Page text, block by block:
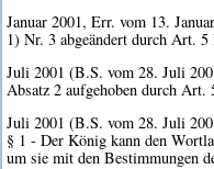
Januar 2001, Err. vom 13.
1) Nr. 3 abgeändert durch Art.
Juli 2001 (B.S. vom 28. Juli
Absatz 2 aufgehoben durch Art.
Juli 2001 (B.S. vom 28. Juli
§ 1 - Der König kann den
um sie mit den Bestimmungen